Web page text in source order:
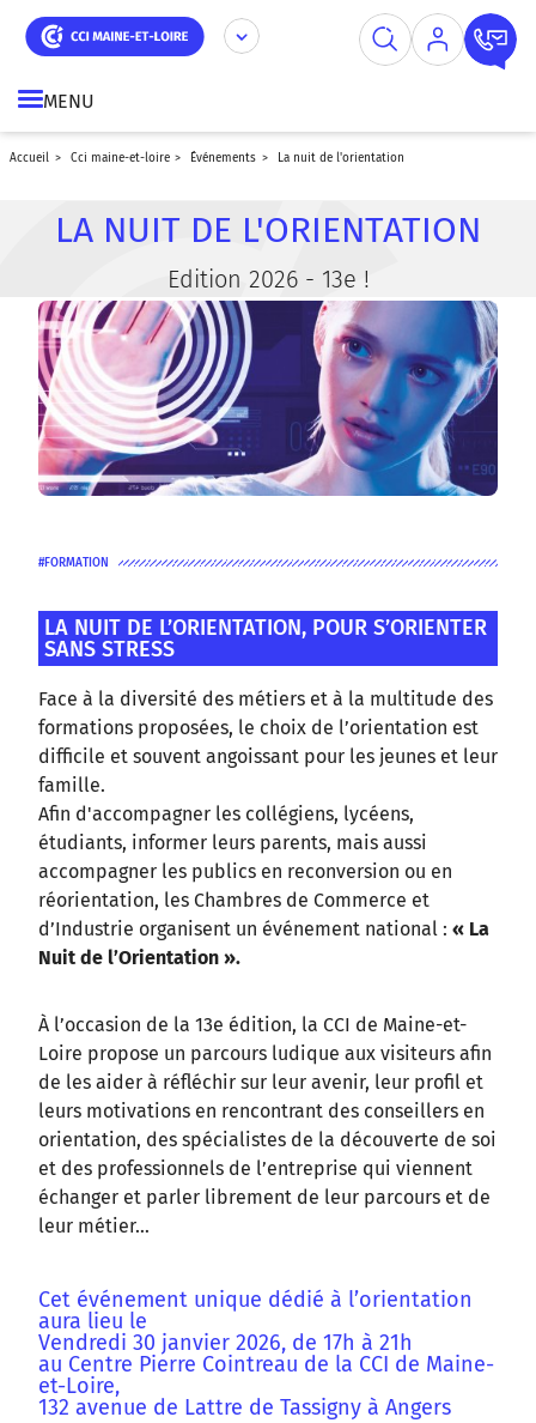
Aller
contenu
MENU
accueil cci maine-et-loire événements la nuit de l'orientation
LA NUIT DE L'ORIENTATION
Edition 2026 - 13e !
FORMATION
LA NUIT DE L’ORIENTATION, POUR S’ORIENTER
SANS STRESS
Face à la diversité des métiers et à la multitude des
formations proposées, le choix de l’orientation est
difficile et souvent angoissant pour les jeunes et leur
famille.
Afin d'accompagner les collégiens, lycéens,
étudiants, informer leurs parents, mais aussi
accompagner les publics en reconversion ou en
réorientation, les Chambres de Commerce et
d’Industrie organisent un événement national : « La
Nuit de l’Orientation ».
À l’occasion de la 13e édition, la CCI de Maine-et-
Loire propose un parcours ludique aux visiteurs afin
de les aider à réfléchir sur leur avenir, leur profil et
leurs motivations en rencontrant des conseillers en
orientation, des spécialistes de la découverte de soi
et des professionnels de l’entreprise qui viennent
échanger et parler librement de leur parcours et de
leur métier…
Cet événement unique dédié à l’orientation
aura lieu le
Vendredi 30 janvier 2026, de 17h à 21h
au Centre Pierre Cointreau de la CCI de Maine-
et-Loire,
132 avenue de Lattre de Tassigny à Angers
Panneau de gestion des cookies